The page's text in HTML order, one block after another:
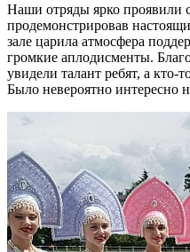
Наши отряды ярко проявили
продемонстрировав
зале царила атмосфера
громкие аплодисменты.
увидели талант ребят, а кто-
Было невероятно интересно